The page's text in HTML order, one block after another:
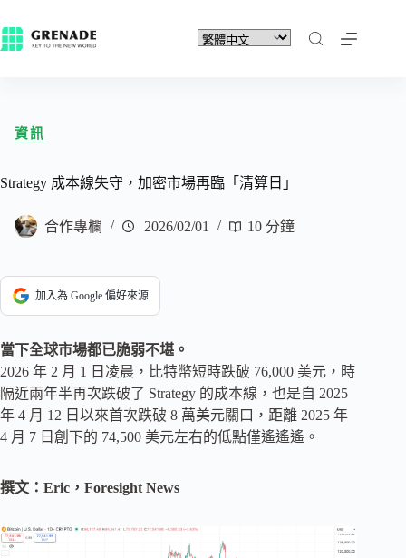
資訊
Strategy 成本線失守，加密市場再臨「清算日」
合作專欄 2026/02/01 10 分鐘
加入為 Google 偏好來源
當下全球市場都已脆弱不堪。
2026 年 2 月 1 日凌晨，比特幣短時跌破 76,000 美元，時
隔近兩年半再次跌破了 Strategy 的成本線，也是自 2025
年 4 月 12 日以來首次跌破 8 萬美元關口，距離 2025 年
4 月 7 日創下的 74,500 美元左右的低點僅遙遙遙。
撰文：Eric，Foresight News